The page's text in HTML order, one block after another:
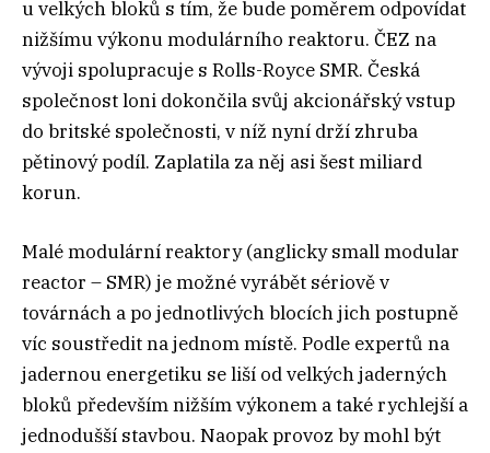
u velkých bloků s tím, že bude poměrem odpovídat
nižšímu výkonu modulárního reaktoru. ČEZ na
vývoji spolupracuje s Rolls-Royce SMR. Česká
společnost loni dokončila svůj akcionářský vstup
do britské společnosti, v níž nyní drží zhruba
pětinový podíl. Zaplatila za něj asi šest miliard
korun.
Malé modulární reaktory (anglicky small modular
reactor – SMR) je možné vyrábět sériově v
továrnách a po jednotlivých blocích jich postupně
víc soustředit na jednom místě. Podle expertů na
jadernou energetiku se liší od velkých jaderných
bloků především nižším výkonem a také rychlejší a
jednodušší stavbou. Naopak provoz by mohl být